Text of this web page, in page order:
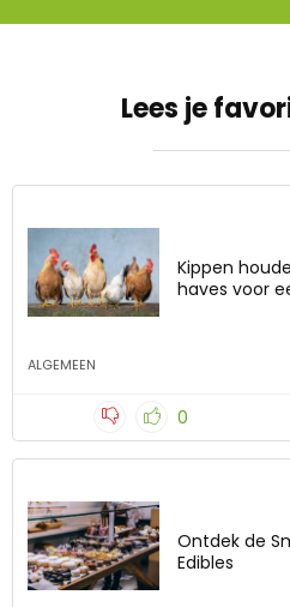
Lees je
Kippen
haves voor
ALGEMEEN
0
Ontdek de
Edibles